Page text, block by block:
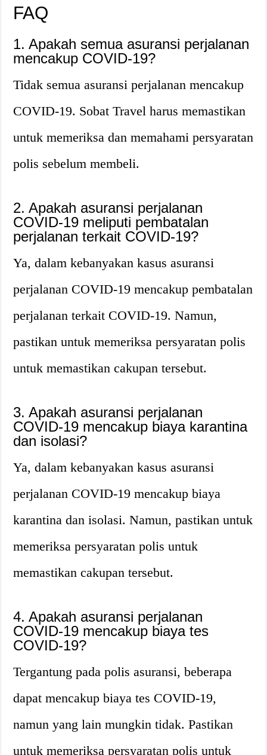
FAQ
1. Apakah semua asuransi perjalanan
mencakup COVID-19?
Tidak semua asuransi perjalanan mencakup
COVID-19. Sobat Travel harus memastikan
untuk memeriksa dan memahami persyaratan
polis sebelum membeli.
2. Apakah asuransi perjalanan
COVID-19 meliputi pembatalan
perjalanan terkait COVID-19?
Ya, dalam kebanyakan kasus asuransi
perjalanan COVID-19 mencakup pembatalan
perjalanan terkait COVID-19. Namun,
pastikan untuk memeriksa persyaratan polis
untuk memastikan cakupan tersebut.
3. Apakah asuransi perjalanan
COVID-19 mencakup biaya karantina
dan isolasi?
Ya, dalam kebanyakan kasus asuransi
perjalanan COVID-19 mencakup biaya
karantina dan isolasi. Namun, pastikan untuk
memeriksa persyaratan polis untuk
memastikan cakupan tersebut.
4. Apakah asuransi perjalanan
COVID-19 mencakup biaya tes
COVID-19?
Tergantung pada polis asuransi, beberapa
dapat mencakup biaya tes COVID-19,
namun yang lain mungkin tidak. Pastikan
untuk memeriksa persyaratan polis untuk